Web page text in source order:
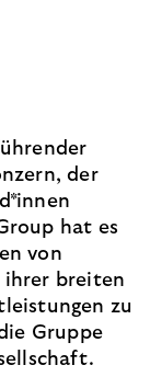
der
hat es
von
ihrer breiten
zu
Gruppe